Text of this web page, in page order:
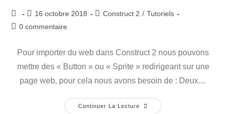
16 octobre 2018 Construct 2 / Tutoriels
0 commentaire
Pour importer du web dans Construct 2 nous pouvons
mettre des « Button » ou « Sprite » redirigeant sur une
page web, pour cela nous avons besoin de : Deux…
Continuer La Lecture